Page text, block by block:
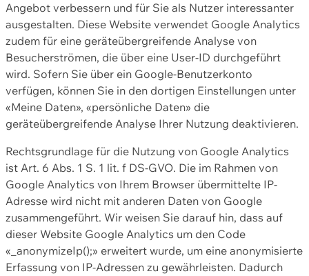
Angebot verbessern und für Sie als Nutzer interessanter
ausgestalten. Diese Website verwendet Google Analytics
zudem für eine geräteübergreifende Analyse von
Besucherströmen, die über eine User-ID durchgeführt
wird. Sofern Sie über ein Google-Benutzerkonto
verfügen, können Sie in den dortigen Einstellungen unter
«Meine Daten», «persönliche Daten» die
geräteübergreifende Analyse Ihrer Nutzung deaktivieren.
Rechtsgrundlage für die Nutzung von Google Analytics
ist Art. 6 Abs. 1 S. 1 lit. f DS-GVO. Die im Rahmen von
Google Analytics von Ihrem Browser übermittelte IP-
Adresse wird nicht mit anderen Daten von Google
zusammengeführt. Wir weisen Sie darauf hin, dass auf
dieser Website Google Analytics um den Code
«_anonymizeIp();» erweitert wurde, um eine anonymisierte
Erfassung von IP-Adressen zu gewährleisten. Dadurch